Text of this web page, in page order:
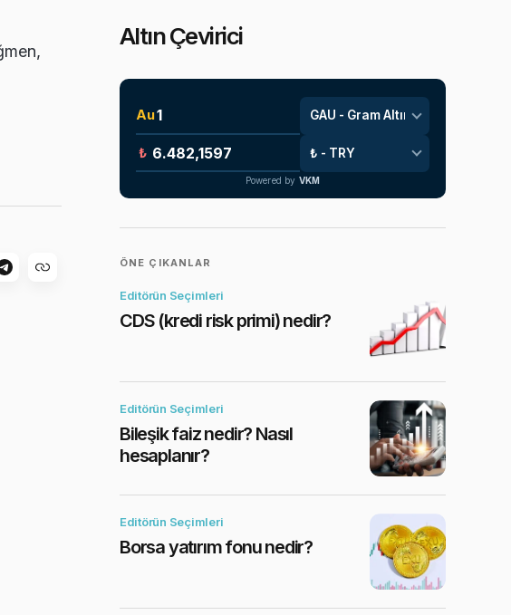
Altın Çevirici
Au
₺
Powered by VKM
ÖNE ÇIKANLAR
Editörün Seçimleri
CDS (kredi risk primi) nedir?
Editörün Seçimleri
Bileşik faiz nedir? Nasıl
hesaplanır?
Editörün Seçimleri
Borsa yatırım fonu nedir?